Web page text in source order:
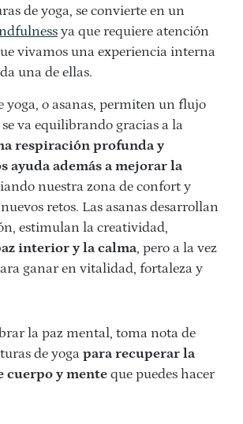
de yoga, se convierte en un
ya que requiere atención
vivamos una experiencia interna
una de ellas.
yoga, o asanas, permiten un flujo
va equilibrando gracias a la
respiración profunda y
ayuda además a mejorar la
nuestra zona de confort y
retos. Las asanas desarrollan
estimulan la creatividad,
interior y la calma, pero a la vez
ganar en vitalidad, fortaleza y
la paz mental, toma nota de
de yogapara recuperar la
cuerpo y mente que puedes hacer